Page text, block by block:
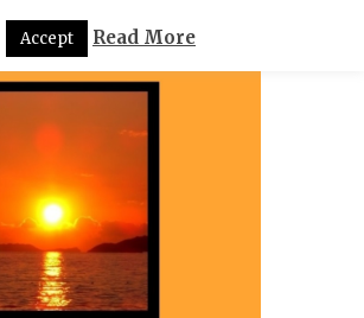
Accept Read More